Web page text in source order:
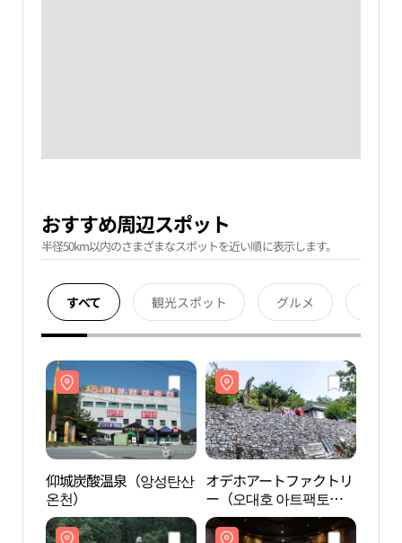
おすすめ周辺スポット
半径50km以内のさまざまなスポットを近い順に表示します。
すべて 観光スポット グルメ
仰城炭酸温泉（앙성탄산
온천）
オデホアートファクトリ
ー（오대호 아트팩토
리）